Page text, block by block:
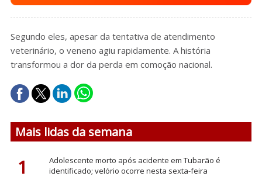
Segundo eles, apesar da tentativa de atendimento
veterinário, o veneno agiu rapidamente. A história
transformou a dor da perda em comoção nacional.
Mais lidas da semana
1
Adolescente morto após acidente em Tubarão é
identificado; velório ocorre nesta sexta-feira